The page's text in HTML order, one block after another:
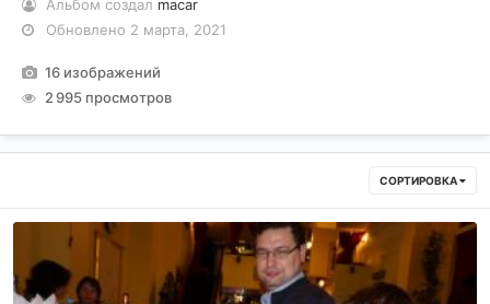
Альбом создал macar
Обновлено 2 марта, 2021
16 изображений
2 995 просмотров
СОРТИРОВКА